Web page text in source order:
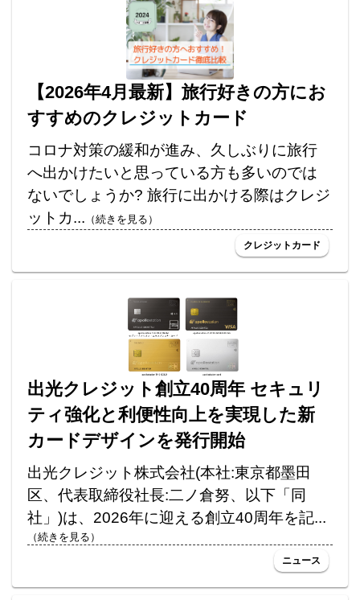
【2026年4月最新】旅行好きの方にお
すすめのクレジットカード
コロナ対策の緩和が進み、久しぶりに旅行
へ出かけたいと思っている方も多いのでは
ないでしょうか? 旅行に出かける際はクレジ
ットカ... （続きを見る）
クレジットカード
出光クレジット創立40周年 セキュリ
ティ強化と利便性向上を実現した新
カードデザインを発行開始
出光クレジット株式会社(本社:東京都墨田
区、代表取締役社長:二ノ倉努、以下「同
社」)は、2026年に迎える創立40周年を記...
（続きを見る）
ニュース